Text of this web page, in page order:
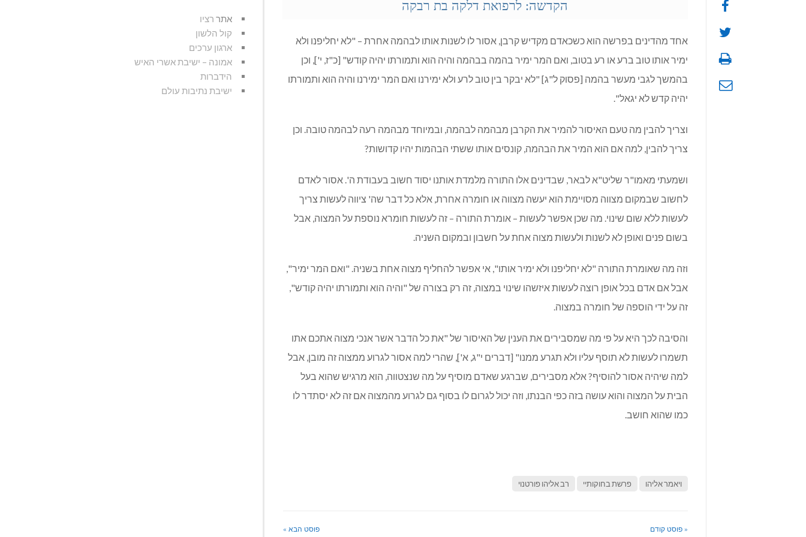
הקדשה: לרפואת דלקה בת רבקה
אחד מהדינים בפרשה הוא כשכאדם מקדיש קרבן, אסור לו לשנות אותו לבהמה אחרת – "לא יחליפנו ולא
ימיר אותו טוב ברע או רע בטוב, ואם המר ימיר בהמה בבהמה והיה הוא ותמורתו יהיה קודש" [כ"ז, י'], וכן
בהמשך לגבי מעשר בהמה [פסוק ל"ג] "לא יבקר בין טוב לרע ולא ימירנו ואם המר ימירנו והיה הוא ותמורתו
יהיה קדש לא יגאל".
וצריך להבין מה טעם האיסור להמיר את הקרבן מבהמה לבהמה, ובמיוחד מבהמה רעה לבהמה טובה. וכן
צריך להבין, למה אם הוא המיר את הבהמה, קונסים אותו ששתי הבהמות יהיו קדושות?
ושמעתי מאמו"ר שליט"א לבאר, שבדינים אלו התורה מלמדת אותנו יסוד חשוב בעבודת ה'. אסור לאדם
לחשוב שבמקום מצווה מסויימת הוא יעשה מצווה או חומרה אחרת, אלא כל דבר שה' ציווה לעשות צריך
לעשות ללא שום שינוי. מה שכן אפשר לעשות – אומרת התורה – זה לעשות חומרא נוספת על המצוה, אבל
בשום פנים ואופן לא לשנות ולעשות מצוה אחת על חשבון ובמקום השניה.
וזה מה שאומרת התורה "לא יחליפנו ולא ימיר אותו", אי אפשר להחליף מצוה אחת בשניה. "ואם המר ימיר",
אבל אם אדם בכל אופן רוצה לעשות איזשהו שינוי במצוה, זה רק בצורה של "והיה הוא ותמורתו יהיה קודש",
זה על ידי הוספה של חומרה במצוה.
והסיבה לכך היא על פי מה שמסבירים את הענין של האיסור של "את כל הדבר אשר אנכי מצוה אתכם אתו
תשמרו לעשות לא תוסף עליו ולא תגרע ממנו" [דברים י"ג, א'], שהרי למה אסור לגרוע ממצוה זה מובן, אבל
למה שיהיה אסור להוסיף? אלא מסבירים, שברגע שאדם מוסיף על מה שנצטווה, הוא מרגיש שהוא בעל
הבית על המצוה והוא עושה בזה כפי הבנתו, וזה יכול לגרום לו בסוף גם לגרוע מהמצוה אם זה לא יסתדר לו
כמו שהוא חושב.
ויאמר אליהו פרשת בחוקותיי רב אליהו פורטנוי
« פוסט קודם פוסט הבא »
אתר רציו
קול הלשון
ארגון ערכים
אמונה – ישיבת אשרי האיש
הידברות
ישיבת נתיבות עולם